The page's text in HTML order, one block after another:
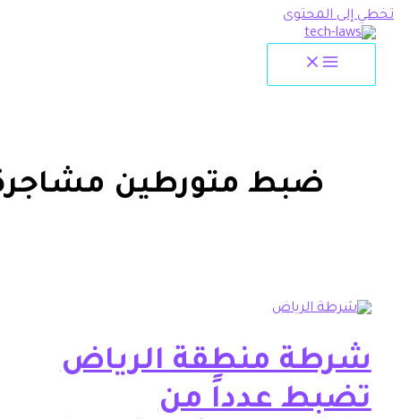
ضبط متورطين مشاجرة
منطقة الرياض
عدداً من